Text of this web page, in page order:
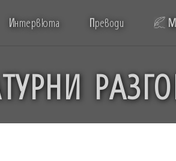
Интервюта Преводи М